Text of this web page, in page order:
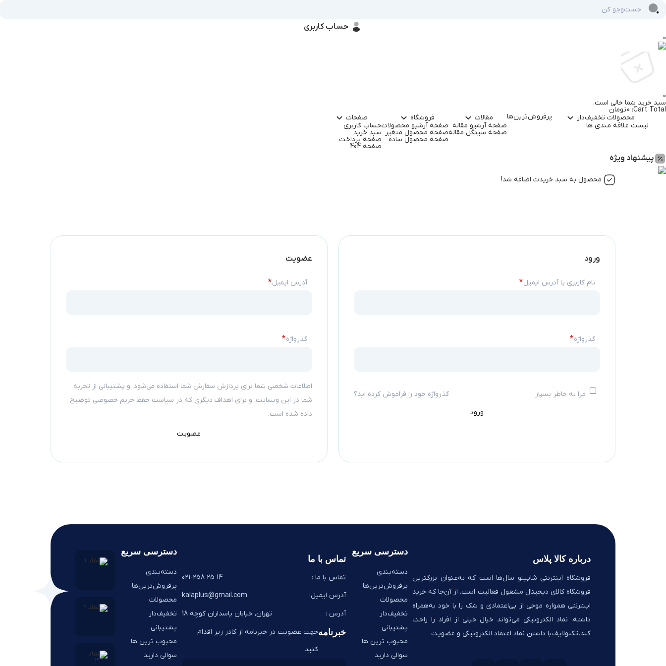
حساب کاربری
0
0
سبد خرید شما خالی است.
Cart Total:
0تومان
محصولات تخفیف‌دار
لیست علاقه مندی ها
پرفروش‌ترین‌ها
مقالات
صفحه آرشیو مقاله
صفحه سینگل مقاله
فروشگاه
صفحه آرشیو محصولات
صفحه محصول متغیر
صفحه محصول ساده
صفحات
حساب کاربری
سبد خرید
صفحه پرداخت
صفحه 404
پیشنهاد ویژه
محصول به سبد خریدت اضافه شد!
ورود
نام کاربری یا آدرس ایمیل*الزامی
گذرواژه*الزامی
مرا به خاطر بسپار
گذرواژه خود را فراموش کرده اید؟
ورود
عضویت
آدرس ایمیل*الزامی
گذرواژه*الزامی
اطلاعات شخصی شما برای پردازش سفارش شما استفاده می‌شود، و پشتیبانی از تجربه
شما در این وبسایت، و برای اهداف دیگری که در سیاست حفظ حریم خصوصی توضیح
داده شده است.
عضویت
درباره کالا پلاس
فروشگاه اینترنتی شاپینو سال‌ها است که به‌عنوان بزرگترین
فروشگاه کالای دیجیتال مشغول فعالیت است. از آن‌جا که خرید
اینترنتی همواره موجی از بی‌اعتمادی و شک را با خود به‌همراه
داشته، نماد الکترونیکی می‌تواند خیال خیلی از افراد را راحت
کند. تکنولایف با داشتن نماد اعتماد الکترونیکی و عضویت
دسترسی سریع
دسته‌بندی
پرفروش‌ترین‌ها
محصولات
تخفیف‌دار
پشتیبانی
محبوب ترین ها
سوالی دارید
تماس با ما
تماس با ما :
14 25 021-258
آدرس ایمیل:
kalaplus@gmail.com
آدرس :
تهران, خیابان پاسداران کوچه 18
خبرنامهجهت عضویت در خبرنامه از کادر زیر اقدام
کنید.
دسترسی سریع
دسته‌بندی
پرفروش‌ترین‌ها
محصولات
تخفیف‌دار
پشتیبانی
محبوب ترین ها
سوالی دارید